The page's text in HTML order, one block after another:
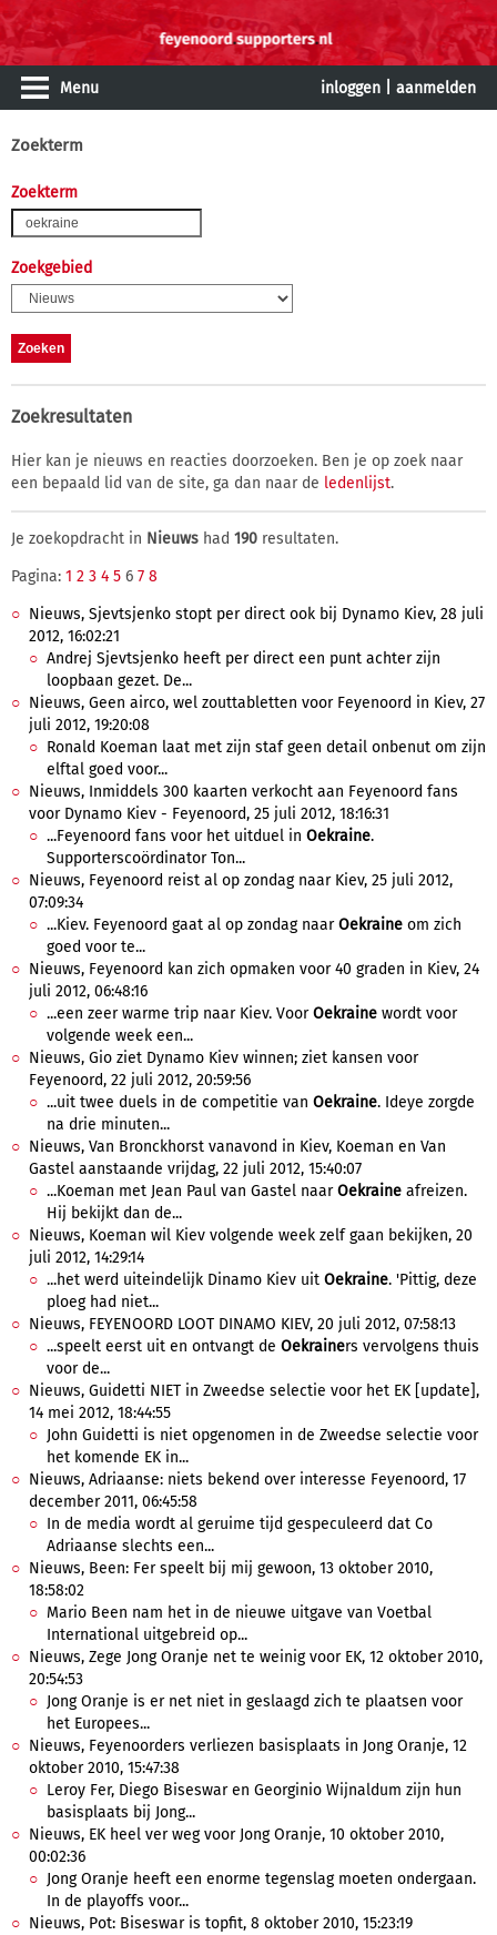
Menu inloggen aanmelden
Zoekterm
Zoekterm
Zoekgebied
Zoekresultaten
Hier kan je nieuws en reacties doorzoeken. Ben je op zoek naar
een bepaald lid van de site, ga dan naar de ledenlijst.
Je zoekopdracht in Nieuws had 190 resultaten.
Pagina: 1 2 3 4 5 6 7 8
Nieuws, Sjevtsjenko stopt per direct ook bij Dynamo Kiev, 28 juli
2012, 16:02:21
Andrej Sjevtsjenko heeft per direct een punt achter zijn
loopbaan gezet. De...
Nieuws, Geen airco, wel zouttabletten voor Feyenoord in Kiev, 27
juli 2012, 19:20:08
Ronald Koeman laat met zijn staf geen detail onbenut om zijn
elftal goed voor...
Nieuws, Inmiddels 300 kaarten verkocht aan Feyenoord fans
voor Dynamo Kiev - Feyenoord, 25 juli 2012, 18:16:31
...Feyenoord fans voor het uitduel in Oekraine.
Supporterscoördinator Ton...
Nieuws, Feyenoord reist al op zondag naar Kiev, 25 juli 2012,
07:09:34
...Kiev. Feyenoord gaat al op zondag naarOekraine om zich
goed voor te...
Nieuws, Feyenoord kan zich opmaken voor 40 graden in Kiev, 24
juli 2012, 06:48:16
...een zeer warme trip naar Kiev. VoorOekraine wordt voor
volgende week een...
Nieuws, Gio ziet Dynamo Kiev winnen; ziet kansen voor
Feyenoord, 22 juli 2012, 20:59:56
...uit twee duels in de competitie van Oekraine. Ideye zorgde
na drie minuten...
Nieuws, Van Bronckhorst vanavond in Kiev, Koeman en Van
Gastel aanstaande vrijdag, 22 juli 2012, 15:40:07
...Koeman met Jean Paul van Gastel naarOekraine afreizen.
Hij bekijkt dan de...
Nieuws, Koeman wil Kiev volgende week zelf gaan bekijken, 20
juli 2012, 14:29:14
...het werd uiteindelijk Dinamo Kiev uit Oekraine. 'Pittig, deze
ploeg had niet...
Nieuws, FEYENOORD LOOT DINAMO KIEV, 20 juli 2012, 07:58:13
...speelt eerst uit en ontvangt de Oekrainers vervolgens thuis
voor de...
Nieuws, Guidetti NIET in Zweedse selectie voor het EK [update],
14 mei 2012, 18:44:55
John Guidetti is niet opgenomen in de Zweedse selectie voor
het komende EK in...
Nieuws, Adriaanse: niets bekend over interesse Feyenoord, 17
december 2011, 06:45:58
In de media wordt al geruime tijd gespeculeerd dat Co
Adriaanse slechts een...
Nieuws, Been: Fer speelt bij mij gewoon, 13 oktober 2010,
18:58:02
Mario Been nam het in de nieuwe uitgave van Voetbal
International uitgebreid op...
Nieuws, Zege Jong Oranje net te weinig voor EK, 12 oktober 2010,
20:54:53
Jong Oranje is er net niet in geslaagd zich te plaatsen voor
het Europees...
Nieuws, Feyenoorders verliezen basisplaats in Jong Oranje, 12
oktober 2010, 15:47:38
Leroy Fer, Diego Biseswar en Georginio Wijnaldum zijn hun
basisplaats bij Jong...
Nieuws, EK heel ver weg voor Jong Oranje, 10 oktober 2010,
00:02:36
Jong Oranje heeft een enorme tegenslag moeten ondergaan.
In de playoffs voor...
Nieuws, Pot: Biseswar is topfit, 8 oktober 2010, 15:23:19